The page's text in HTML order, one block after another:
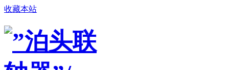
收藏本站